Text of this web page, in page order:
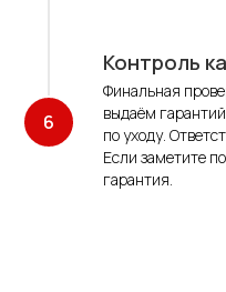
Контроль
Финальная
выдаём
по уходу.
Если заметите
гарантия.